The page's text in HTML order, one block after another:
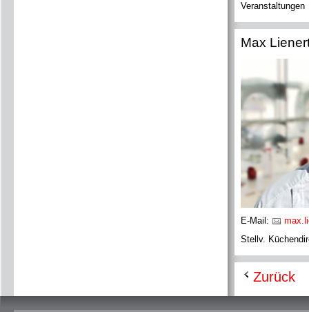
Veranstaltungen
Max
E-Mail:
Stellv.
Zurück